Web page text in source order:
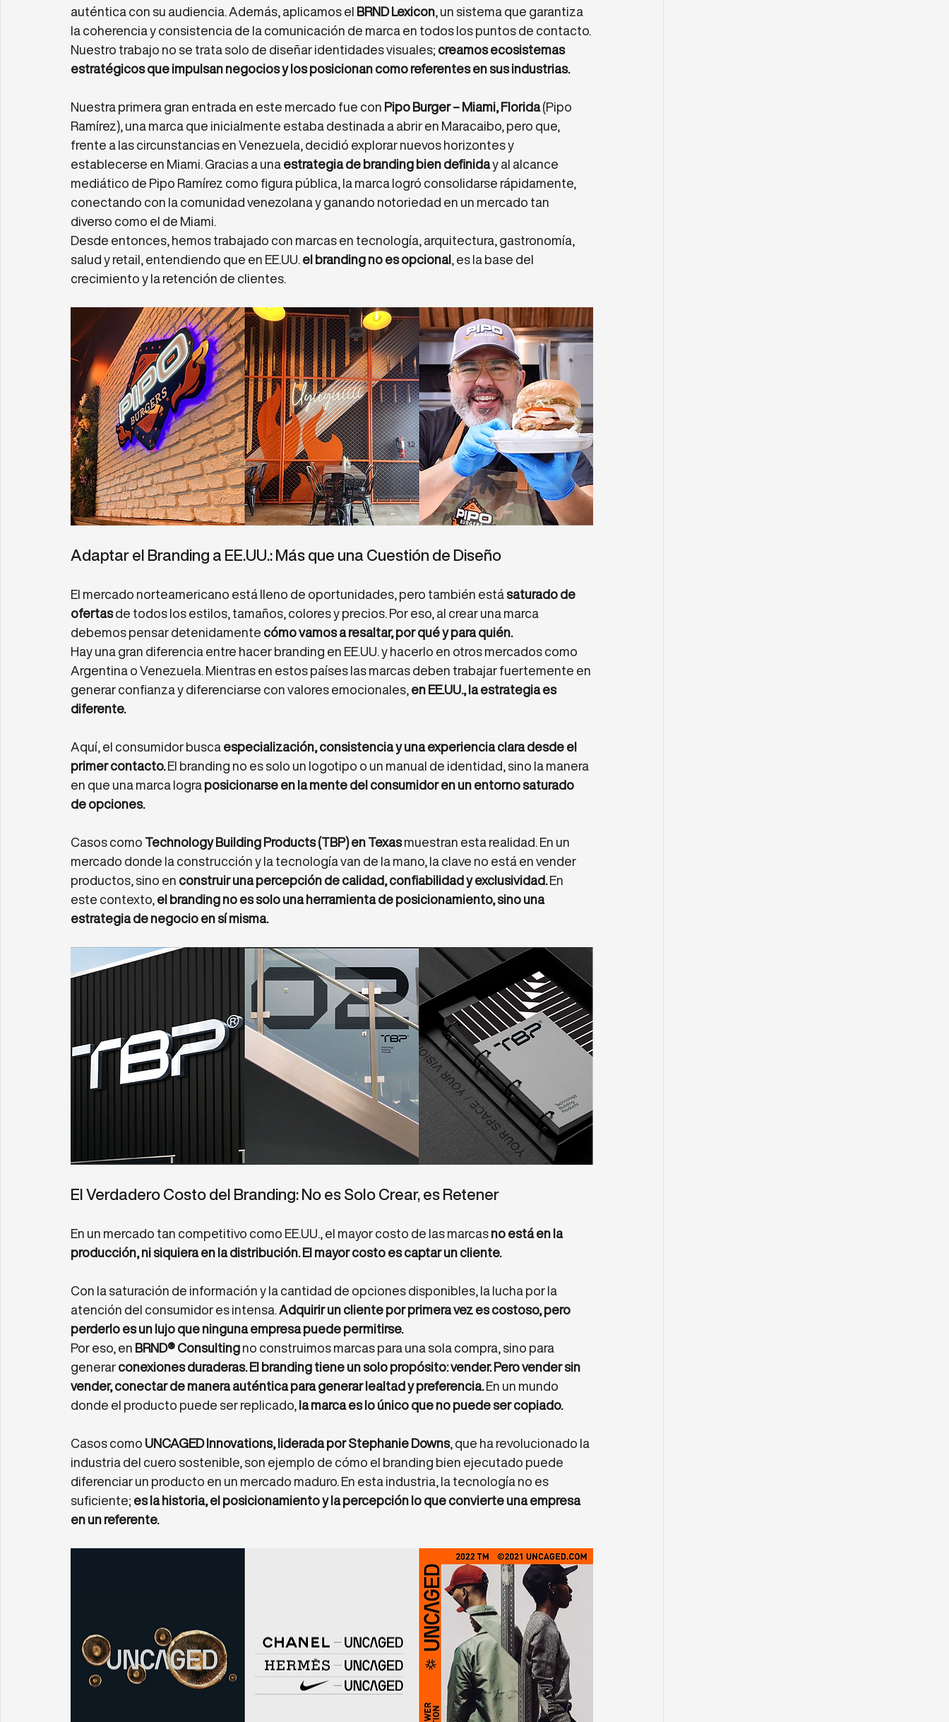
auténtica con su audiencia. Además, aplicamos el BRND Lexicon , un sistema que garantiza
la coherencia y consistencia de la comunicación de marca en todos los puntos de contacto.
Nuestro trabajo no se trata solo de diseñar identidades visuales; creamos ecosistemas
estratégicos que impulsan negocios y los posicionan como referentes en sus industrias.
Nuestra primera gran entrada en este mercado fue con Pipo Burger – Miami, Florida (Pipo
Ramírez), una marca que inicialmente estaba destinada a abrir en Maracaibo, pero que,
frente a las circunstancias en Venezuela, decidió explorar nuevos horizontes y
establecerse en Miami. Gracias a una estrategia de branding bien definida y al alcance
mediático de Pipo Ramírez como figura pública, la marca logró consolidarse rápidamente,
conectando con la comunidad venezolana y ganando notoriedad en un mercado tan
diverso como el de Miami.
Desde entonces, hemos trabajado con marcas en tecnología, arquitectura, gastronomía,
salud y retail, entendiendo que en EE.UU. el branding no es opcional , es la base del
crecimiento y la retención de clientes.
Adaptar el Branding a EE.UU.: Más que una Cuestión de Diseño
El mercado norteamericano está lleno de oportunidades, pero también está saturado de
ofertas de todos los estilos, tamaños, colores y precios. Por eso, al crear una marca
debemos pensar detenidamente cómo vamos a resaltar, por qué y para quién.
Hay una gran diferencia entre hacer branding en EE.UU. y hacerlo en otros mercados como
Argentina o Venezuela. Mientras en estos países las marcas deben trabajar fuertemente en
generar confianza y diferenciarse con valores emocionales, en EE.UU., la estrategia es
diferente.
Aquí, el consumidor busca especialización, consistencia y una experiencia clara desde el
primer contacto. El branding no es solo un logotipo o un manual de identidad, sino la manera
en que una marca logra posicionarse en la mente del consumidor en un entorno saturado
de opciones.
Casos como Technology Building Products (TBP) en Texas muestran esta realidad. En un
mercado donde la construcción y la tecnología van de la mano, la clave no está en vender
productos, sino en construir una percepción de calidad, confiabilidad y exclusividad. En
este contexto, el branding no es solo una herramienta de posicionamiento, sino una
estrategia de negocio en sí misma.
El Verdadero Costo del Branding: No es Solo Crear, es Retener
En un mercado tan competitivo como EE.UU., el mayor costo de las marcas no está en la
producción, ni siquiera en la distribución. El mayor costo es captar un cliente.
Con la saturación de información y la cantidad de opciones disponibles, la lucha por la
atención del consumidor es intensa. Adquirir un cliente por primera vez es costoso, pero
perderlo es un lujo que ninguna empresa puede permitirse.
Por eso, en BRND® Consulting no construimos marcas para una sola compra, sino para
generar conexiones duraderas. El branding tiene un solo propósito: vender. Pero vender sin
vender, conectar de manera auténtica para generar lealtad y preferencia. En un mundo
donde el producto puede ser replicado, la marca es lo único que no puede ser copiado.
Casos como UNCAGED Innovations, liderada por Stephanie Downs, que ha revolucionado la
industria del cuero sostenible, son ejemplo de cómo el branding bien ejecutado puede
diferenciar un producto en un mercado maduro. En esta industria, la tecnología no es
suficiente; es la historia, el posicionamiento y la percepción lo que convierte una empresa
en un referente.